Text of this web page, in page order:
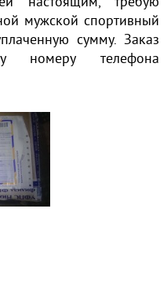
мужской спортивный
сумму. Заказ
номеру телефона